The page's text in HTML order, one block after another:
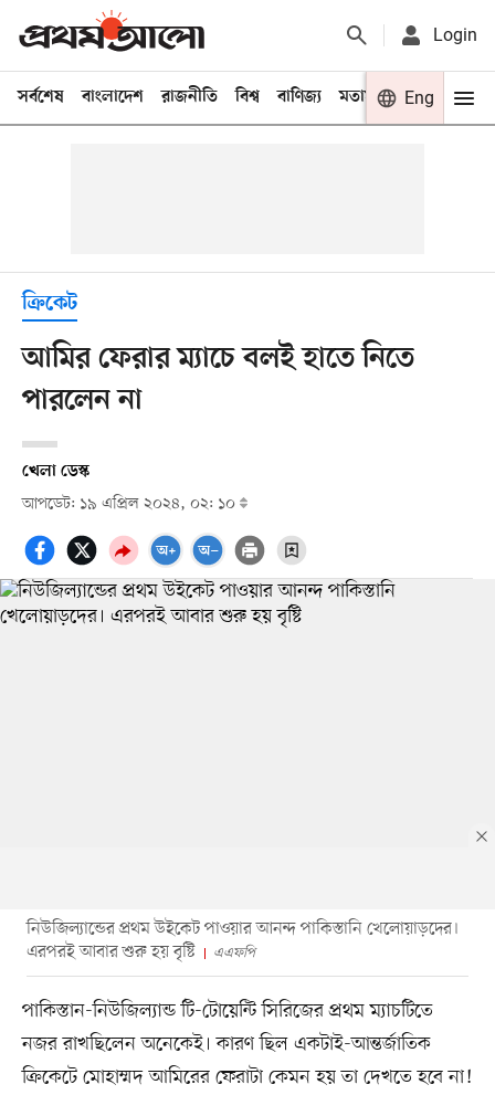
Login
সর্বশেষ বাংলাদেশ রাজনীতি বিশ্ব বাণিজ্য মতামত খেলা
Eng
ক্রিকেট
আমির ফেরার ম্যাচে বলই হাতে নিতে
পারলেন না
খেলা ডেস্ক
আপডেট: ১৯ এপ্রিল ২০২৪, ০২: ১০
নিউজিল্যান্ডের প্রথম উইকেট পাওয়ার আনন্দ পাকিস্তানি খেলোয়াড়দের।
এরপরই আবার শুরু হয় বৃষ্টি
এএফপি
পাকিস্তান-নিউজিল্যান্ড টি-টোয়েন্টি সিরিজের প্রথম ম্যাচটিতে
নজর রাখছিলেন অনেকেই। কারণ ছিল একটাই-আন্তর্জাতিক
ক্রিকেটে মোহাম্মদ আমিরের ফেরাটা কেমন হয় তা দেখতে হবে না!